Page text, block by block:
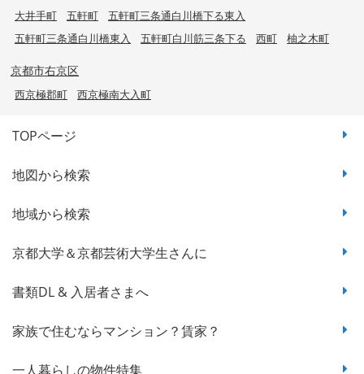
大井手町 五軒町
五軒町三条通白川橋下る東入
五軒町三条通白川橋東入
五軒町白川筋三条下る 西町 柚之木町
京都市右京区
西京極郡町 西京極南大入町
TOPページ
地図から検索
地域から検索
京都大学＆京都芸術大学生さんに
書類DL & 入居者さまへ
家族で住むならマンション？賃家？
一人暮らしの物件特集